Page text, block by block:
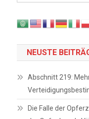
NEUSTE
Abschnitt 219:
Die Falle der